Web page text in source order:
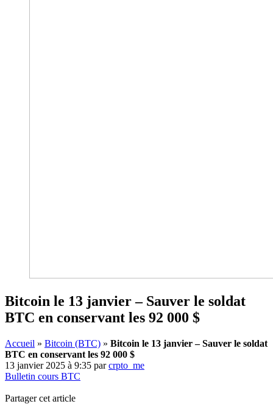
Bitcoin le 13 janvier – Sauver le soldat
BTC en conservant les 92 000 $
Accueil » Bitcoin (BTC) » Bitcoin le 13 janvier – Sauver le soldat
BTC en conservant les 92 000 $
13 janvier 2025 à 9:35 parcrpto_me
Bulletin cours BTC
Partager cet article